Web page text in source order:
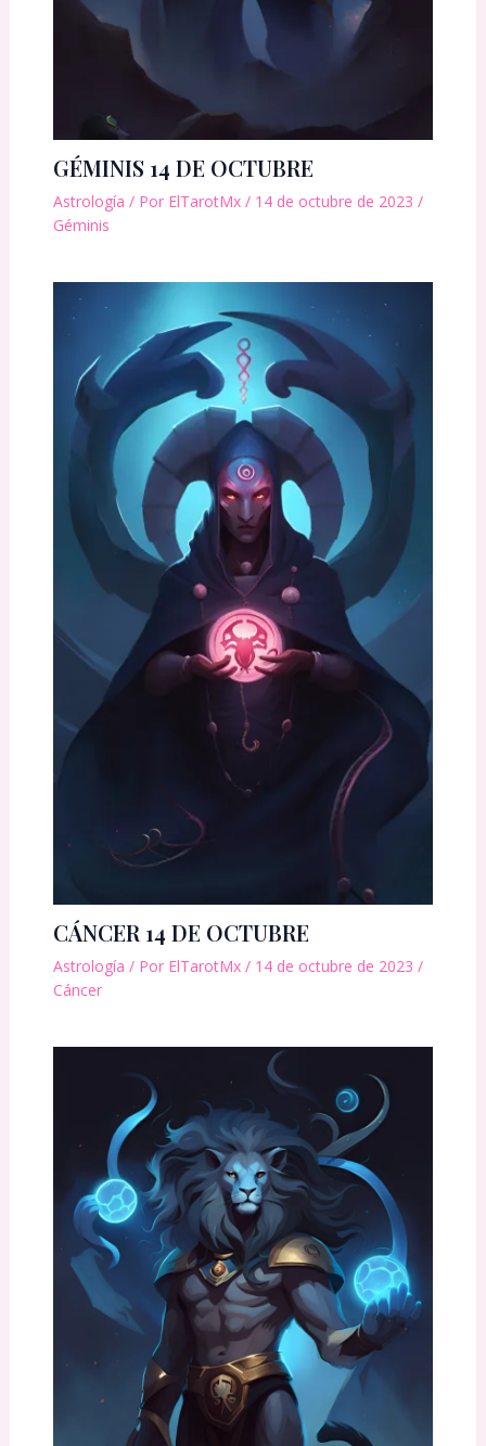
GÉMINIS 14 DE OCTUBRE
Astrología / Por ElTarotMx / 14 de octubre de 2023 /
Géminis
CÁNCER 14 DE OCTUBRE
Astrología / Por ElTarotMx / 14 de octubre de 2023 /
Cáncer